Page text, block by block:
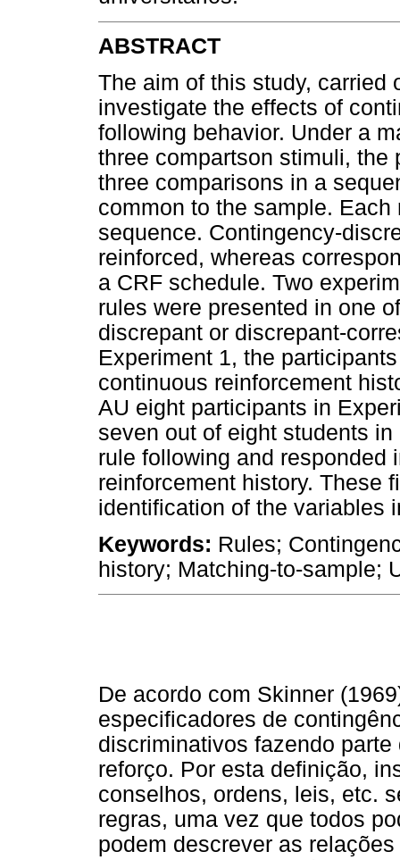
ABSTRACT
The aim of this study, carried
investigate the effects of
following behavior. Under a
three compartson stimuli, the
three comparisons in a
common to the sample.
sequence. Contingency-
reinforced, whereas
a CRF schedule. Two
rules were presented in one
discrepant or discrepant-
Experiment 1, the
continuous reinforcement
AU eight participants in
seven out of eight students
rule following and responded
reinforcement history. These
identification of the variables
Keywords: Rules;
history; Matching-to-sample;
De acordo com Skinner
especificadores de
discriminativos fazendo
reforço. Por esta definição,
conselhos, ordens, leis, etc.
regras, uma vez que todos
podem descrever as